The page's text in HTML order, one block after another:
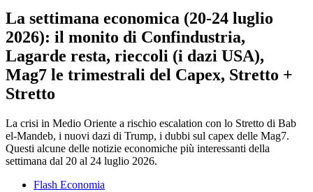
La settimana economica (20-24 luglio
2026): il monito di Confindustria,
Lagarde resta, rieccoli (i dazi USA),
Mag7 le trimestrali del Capex, Stretto +
Stretto
La crisi in Medio Oriente a rischio escalation con lo Stretto di Bab
el-Mandeb, i nuovi dazi di Trump, i dubbi sul capex delle Mag7.
Questi alcune delle notizie economiche più interessanti della
settimana dal 20 al 24 luglio 2026.
Flash Economia